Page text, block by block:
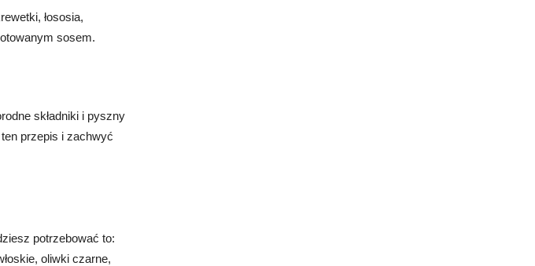
łososia,
sosem.
składniki i pyszny
przepis i zachwyć
potrzebować to:
oliwki czarne,